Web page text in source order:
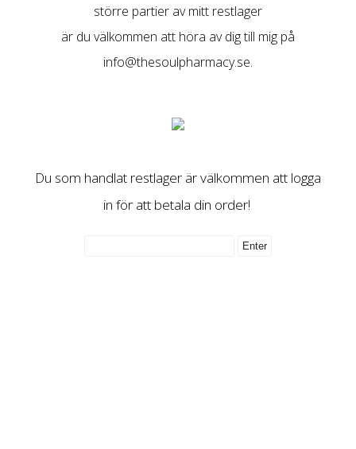
större partier av mitt restlager
är du välkommen att höra av dig till mig på
info@thesoulpharmacy.se.
Du som handlat restlager är välkommen att logga
in för att betala din order!